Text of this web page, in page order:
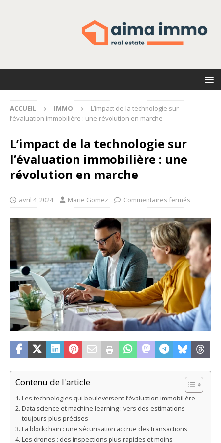
ACCUEIL IMMO
L’impact de la technologie sur
l’évaluation immobilière : une révolution en marche
L’impact de la technologie sur
l’évaluation immobilière : une
révolution en marche
avril 4, 2024 Marie Gomez Commentaires fermés
Contenu de l'article
Les technologies qui bouleversent l’évaluation immobilière
Data science et machine learning : vers des estimations
toujours plus précises
La blockchain : une sécurisation accrue des transactions
Les drones : des inspections plus rapides et moins